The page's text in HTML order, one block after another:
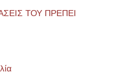
ΤΟΥ ΠΡΕΠΕΙ